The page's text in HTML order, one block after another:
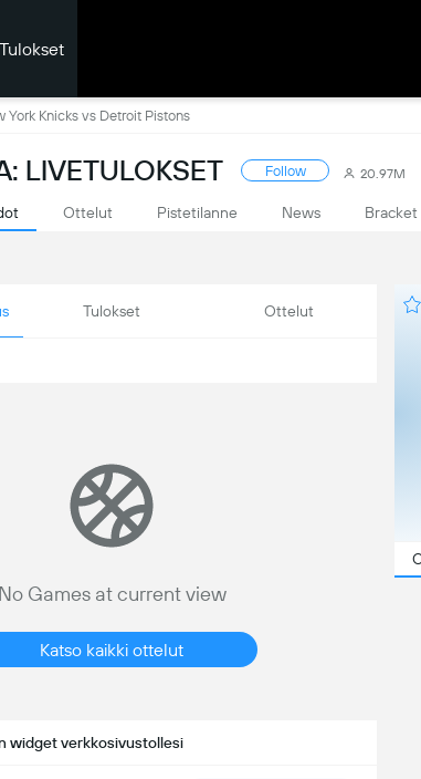
Tulokset
York Knicks vs Detroit Pistons
LIVETULOKSET Follow 20.97M
Ottelut Pistetilanne News Bracket
Tulokset Ottelut
No Games at current view
Katso kaikki ottelut
widget verkkosivustollesi